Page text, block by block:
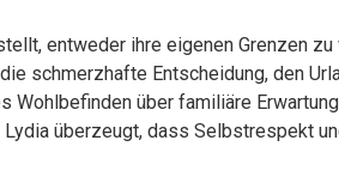
entweder ihre eigenen Grenzen zu
schmerzhafte Entscheidung, den
Wohlbefinden über familiäre
überzeugt, dass Selbstrespekt